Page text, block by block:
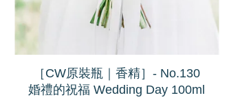
［CW原裝瓶｜香精］- No.130
婚禮的祝福 Wedding Day 100ml